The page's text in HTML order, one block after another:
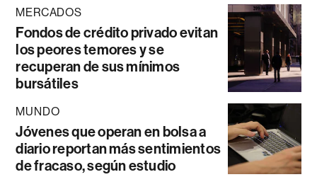
MERCADOS
Fondos de crédito privado evitan
los peores temores y se
recuperan de sus mínimos
bursátiles
MUNDO
Jóvenes que operan en bolsa a
diario reportan más sentimientos
de fracaso, según estudio